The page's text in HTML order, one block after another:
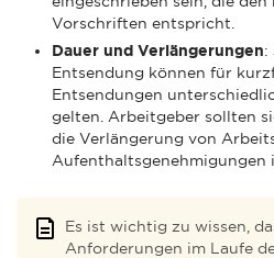
Vorschriften entspricht.
Dauer und Verlängerungen:
Entsendung können für
Entsendungen
gelten. Arbeitgeber sollten
die Verlängerung von
Aufenthaltsgenehmigungen
Es ist wichtig zu wissen,
Anforderungen im Laufe